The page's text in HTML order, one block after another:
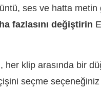
ses ve hatta metin
fazlasını değiştirin
her klip arasında bir
seçme